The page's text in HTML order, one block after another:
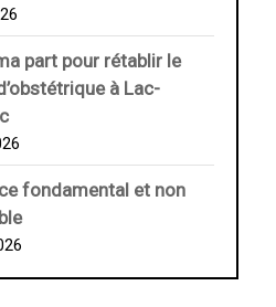
part pour rétablir le
à Lac-
fondamental et non